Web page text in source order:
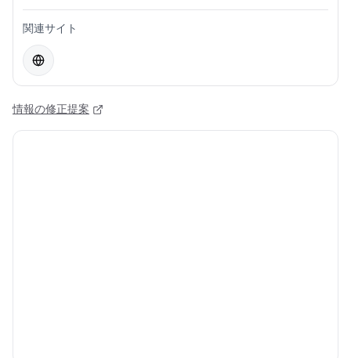
関連サイト
情報の修正提案